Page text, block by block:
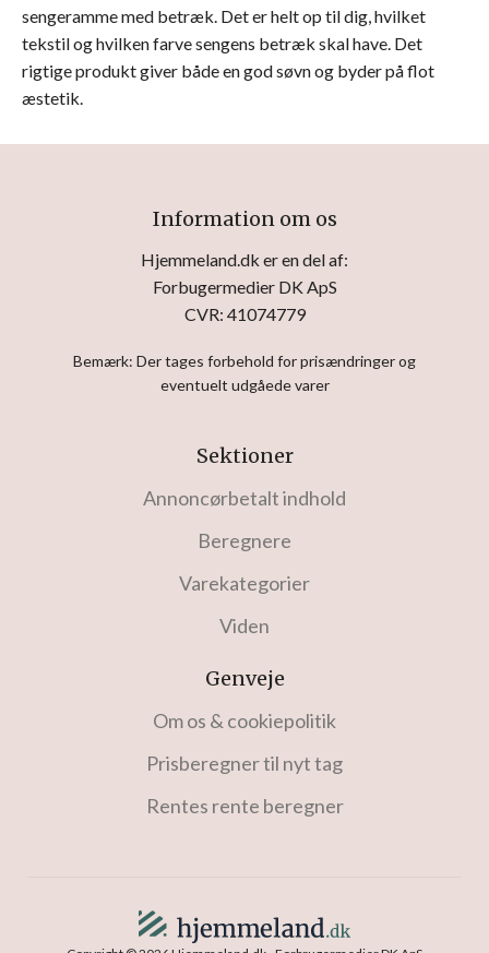
sengeramme med betræk. Det er helt op til dig, hvilket
tekstil og hvilken farve sengens betræk skal have. Det
rigtige produkt giver både en god søvn og byder på flot
æstetik.
Information om os
Hjemmeland.dk er en del af:
Forbugermedier DK ApS
CVR: 41074779
Bemærk: Der tages forbehold for prisændringer og
eventuelt udgåede varer
Sektioner
Annoncørbetalt indhold
Beregnere
Varekategorier
Viden
Genveje
Om os & cookiepolitik
Prisberegner til nyt tag
Rentes rente beregner